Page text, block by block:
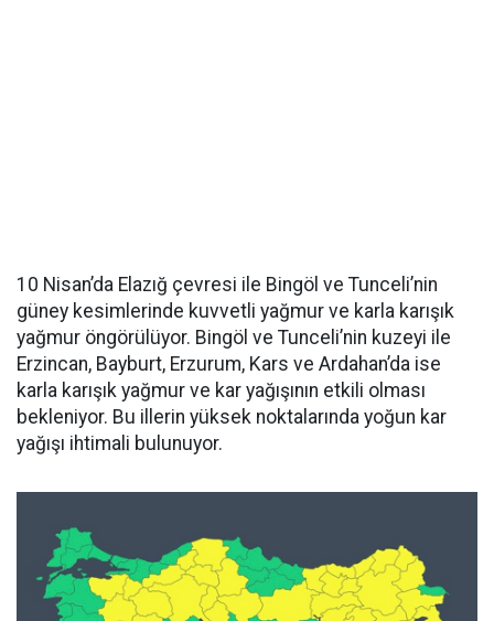
10 Nisan’da Elazığ çevresi ile Bingöl ve Tunceli’nin
güney kesimlerinde kuvvetli yağmur ve karla karışık
yağmur öngörülüyor. Bingöl ve Tunceli’nin kuzeyi ile
Erzincan, Bayburt, Erzurum, Kars ve Ardahan’da ise
karla karışık yağmur ve kar yağışının etkili olması
bekleniyor. Bu illerin yüksek noktalarında yoğun kar
yağışı ihtimali bulunuyor.